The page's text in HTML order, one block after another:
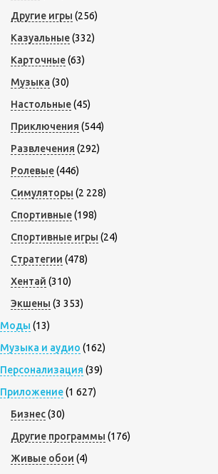
Другие игры (256)
Казуальные(332)
Карточные(63)
Музыка (30)
Настольные(45)
Приключения (544)
Развлечения (292)
Ролевые(446)
Симуляторы (2 228)
Спортивные(198)
Спортивные игры (24)
Стратегии (478)
Хентай (310)
Экшены (3 353)
Моды (13)
Музыка и аудио (162)
Персонализация (39)
Приложение(1 627)
Бизнес(30)
Другие программы (176)
Живые обои (4)